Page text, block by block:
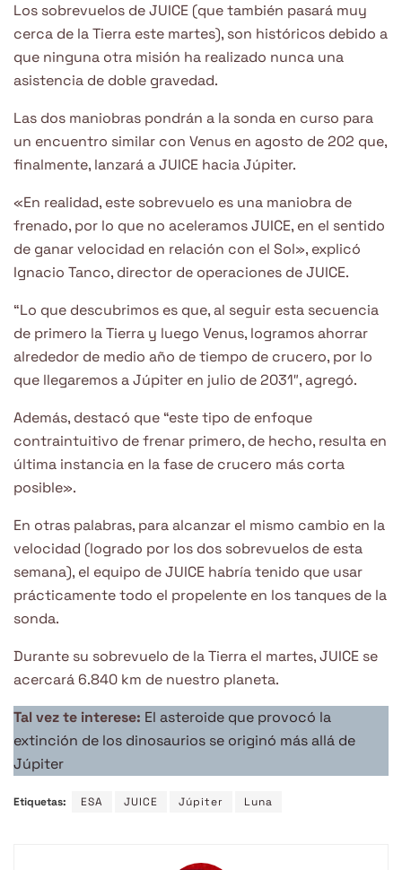
Los sobrevuelos de JUICE (que también pasará muy
cerca de la Tierra este martes), son históricos debido a
que ninguna otra misión ha realizado nunca una
asistencia de doble gravedad.
Las dos maniobras pondrán a la sonda en curso para
un encuentro similar con Venus en agosto de 202 que,
finalmente, lanzará a JUICE hacia Júpiter.
«En realidad, este sobrevuelo es una maniobra de
frenado, por lo que no aceleramos JUICE, en el sentido
de ganar velocidad en relación con el Sol», explicó
Ignacio Tanco, director de operaciones de JUICE.
“Lo que descubrimos es que, al seguir esta secuencia
de primero la Tierra y luego Venus, logramos ahorrar
alrededor de medio año de tiempo de crucero, por lo
que llegaremos a Júpiter en julio de 2031″, agregó.
Además, destacó que “este tipo de enfoque
contraintuitivo de frenar primero, de hecho, resulta en
última instancia en la fase de crucero más corta
posible».
En otras palabras, para alcanzar el mismo cambio en la
velocidad (logrado por los dos sobrevuelos de esta
semana), el equipo de JUICE habría tenido que usar
prácticamente todo el propelente en los tanques de la
sonda.
Durante su sobrevuelo de la Tierra el martes, JUICE se
acercará 6.840 km de nuestro planeta.
Tal vez te interese: El asteroide que provocó la
extinción de los dinosaurios se originó más allá de
Júpiter
Etiquetas: ESA JUICE Júpiter Luna